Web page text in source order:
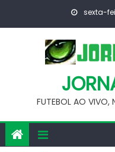
sexta-
FUTEBOL AO VIVO,